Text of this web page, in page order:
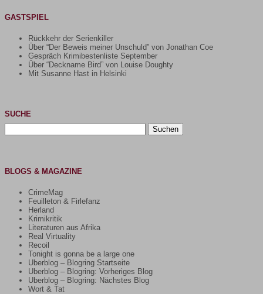
GASTSPIEL
Rückkehr der Serienkiller
Über “Der Beweis meiner Unschuld” von Jonathan Coe
Gespräch Krimibestenliste September
Über “Deckname Bird” von Louise Doughty
Mit Susanne Hast in Helsinki
SUCHE
Suchen
nach:
BLOGS & MAGAZINE
CrimeMag
Feuilleton & Firlefanz
Herland
Krimikritik
Literaturen aus Afrika
Real Virtuality
Recoil
Tonight is gonna be a large one
Uberblog – Blogring Startseite
Uberblog – Blogring: Vorheriges Blog
Uberblog – Blogring: Nächstes Blog
Wort & Tat